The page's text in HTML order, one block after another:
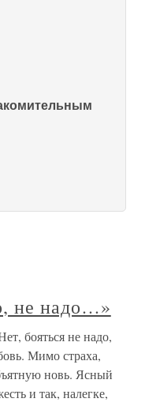
не надо…»
бояться не надо,
Мимо страха,
новь. Ясный
и так, налегке,